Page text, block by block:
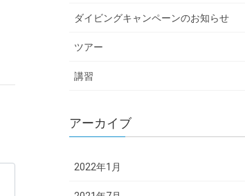
ダイビングキャンペーンのお知らせ
ツアー
講習
アーカイブ
2022年1月